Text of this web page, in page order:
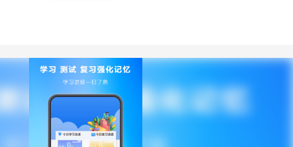
，单词分解，部首演绎，同义词，反义词，同源词，单词形式，词源
。
词根和后缀，每个词根都与词典中的单词相关联。通过词根查询，我
过词根词缀词典很好地了解英语构词法，从而实现单词的规律性记忆